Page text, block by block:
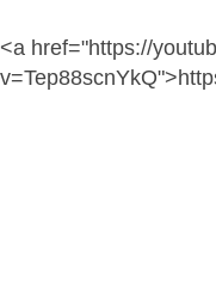
<a href="https://